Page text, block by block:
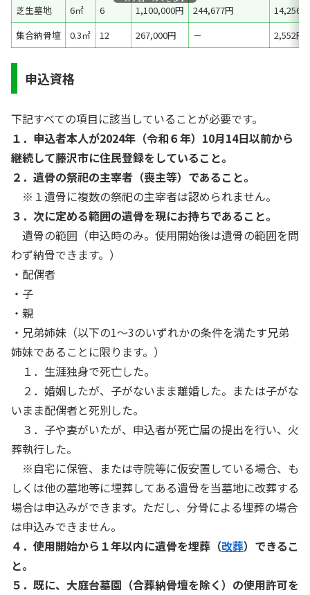
芝生墓地
6㎡ 6 1,100,000円 244,677円
14,256円
集合納骨壇
0.3㎡ 12 267,000円 － 2,552円
申込資格
下記すべての項目に該当していることが必要です。
１．申込者本人が2024年（令和６年）10月14日以前から
継続して藤沢市に住民登録をしていること。
２．遺骨の祭祀の主宰者（喪主等）であること。
※１遺骨に複数の祭祀の主宰者は認められません。
３．次に定める範囲の遺骨を現にお持ちであること。
遺骨の範囲（申込時のみ。使用開始後は遺骨の範囲を問
わず納骨できます。）
・配偶者
・子
・親
・兄弟姉妹（以下の1～3のいずれかの条件を満たす兄弟
姉妹であることに限ります。）
１．生涯独身で死亡した。
２．婚姻したが、子がないまま離婚した。または子がな
いまま配偶者と死別した。
３．子や妻がいたが、申込者が死亡届の提出を行い、火
葬執行した。
※自宅に保管、または寺院等に仮安置している場合、も
しくは他の墓地等に埋葬してある遺骨を当墓地に改葬する
場合は申込みができます。ただし、分骨による埋葬の場合
は申込みできません。
４．使用開始から１年以内に遺骨を埋葬（改葬）できるこ
と。
５．既に、大庭台墓園（合葬納骨壇を除く）の使用許可を